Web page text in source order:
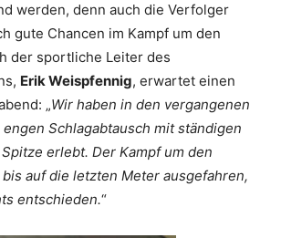
werden, denn auch die Verfolger
gute Chancen im Kampf um den
der sportliche Leiter des
Erik Weispfennig, erwartet einen
„Wir haben in den vergangenen
Schlagabtausch mit ständigen
erlebt. Der Kampf um den
auf die letzten Meter ausgefahren,
entschieden.“